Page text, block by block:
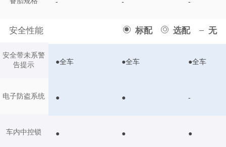
安全性能 标配 选配 无
安全带未系警
告提示
电子防盗系统
车内中控锁
●全车 ●全车 ●全车
● ● -
● ● ●